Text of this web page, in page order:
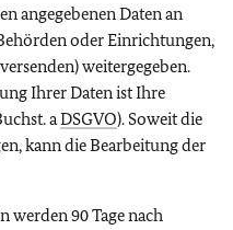
angegebenen Daten an
oder Einrichtungen,
weitergegeben.
Ihrer Daten ist Ihre
aDSGVO). Soweit die
kann die Bearbeitung der
werden 90 Tage nach